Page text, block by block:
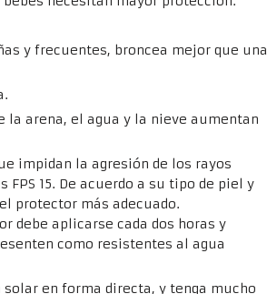
y frecuentes, broncea mejor que una
la arena, el agua y la nieve aumentan
impidan la agresión de los rayos
15. De acuerdo a su tipo de piel y
protector más adecuado.
debe aplicarse cada dos horas y
como resistentes al agua
en forma directa, y tenga mucho